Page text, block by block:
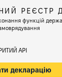
РЕЄСТР
функцій
АРІ
декларацію